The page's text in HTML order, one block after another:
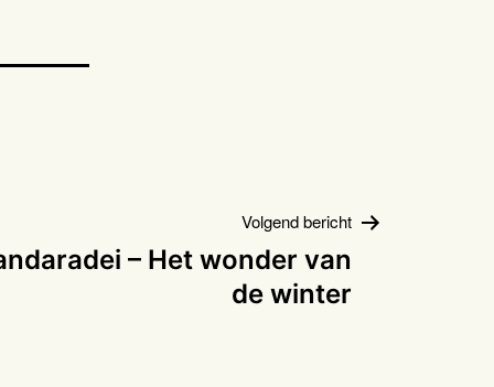
Volgend bericht
– Het wonder van
de winter